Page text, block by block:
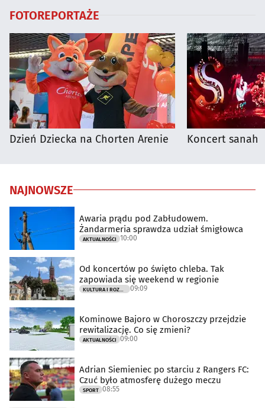
FOTOREPORTAŻE
Dzień Dziecka na Chorten Arenie Koncert sanah
NAJNOWSZE
Awaria prądu pod Zabłudowem.
Żandarmeria sprawdza udział śmigłowca
AKTUALNOŚCI 10:00
Od koncertów po święto chleba. Tak
zapowiada się weekend w regionie
KULTURA I ROZRYWKA 09:09
Kominowe Bajoro w Choroszczy przejdzie
rewitalizację. Co się zmieni?
AKTUALNOŚCI 09:00
Adrian Siemieniec po starciu z Rangers FC:
Czuć było atmosferę dużego meczu
SPORT 08:55